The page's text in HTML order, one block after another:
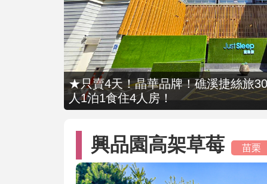
★只賣4天！晶華品牌！礁溪捷絲旅
人1泊1食住4人房！
興品園高架草莓 苗栗